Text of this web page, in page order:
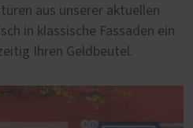
aus unserer aktuellen
in klassische Fassaden ein
Ihren Geldbeutel.